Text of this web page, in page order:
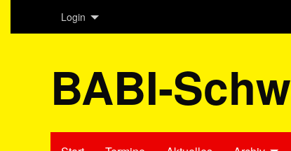
Login
BABI-